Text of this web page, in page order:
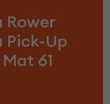
Rower
Pick-Up
61